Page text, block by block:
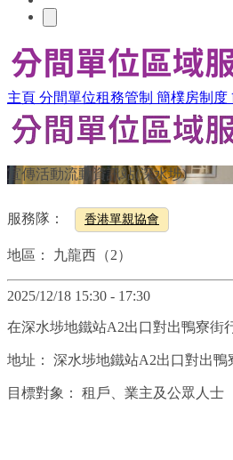
主頁 分間單位租務管制 簡樸房制度
宣傳活動流動資訊站(深水埗)
服務隊： 香港單親協會
地區： 九龍西（2）
2025/12/18 15:30 - 17:30
在深水埗地鐵站A2出口對出鴨寮街
地址： 深水埗地鐵站A2出口對出鴨
目標對象： 租戶、業主及公眾人士